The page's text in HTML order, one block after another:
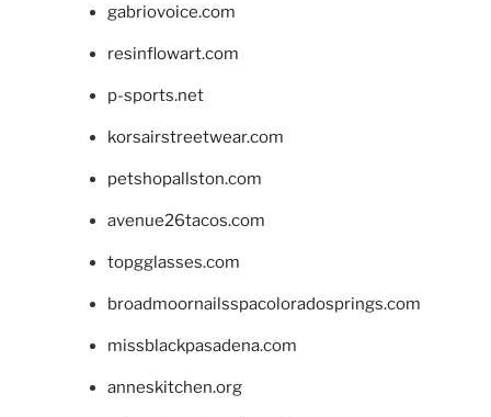
gabriovoice.com
resinflowart.com
p-sports.net
korsairstreetwear.com
petshopallston.com
avenue26tacos.com
topgglasses.com
broadmoornailsspacoloradosprings.com
missblackpasadena.com
anneskitchen.org